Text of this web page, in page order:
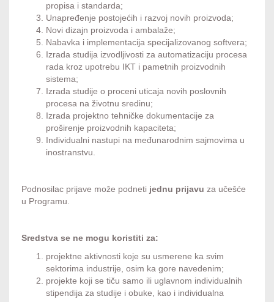
propisa i standarda;
Unapređenje postojećih i razvoj novih proizvoda;
Novi dizajn proizvoda i ambalaže;
Nabavka i implementacija specijalizovanog softvera;
Izrada studija izvodljivosti za automatizaciju procesa
rada kroz upotrebu IKT i pametnih proizvodnih
sistema;
Izrada studije o proceni uticaja novih poslovnih
procesa na životnu sredinu;
Izrada projektno tehničke dokumentacije za
proširenje proizvodnih kapaciteta;
Individualni nastupi na međunarodnim sajmovima u
inostranstvu.
Podnosilac prijave može podneti jednu prijavu za učešće
u Programu.
Sredstva se ne mogu koristiti za:
projektne aktivnosti koje su usmerene ka svim
sektorima industrije, osim ka gore navedenim;
projekte koji se tiču samo ili uglavnom individualnih
stipendija za studije i obuke, kao i individualna